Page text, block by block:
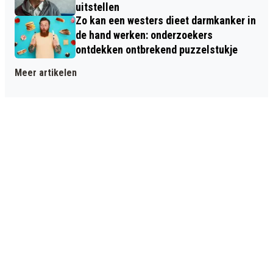
uitstellen
Zo kan een westers dieet darmkanker in
de hand werken: onderzoekers
ontdekken ontbrekend puzzelstukje
Meer artikelen